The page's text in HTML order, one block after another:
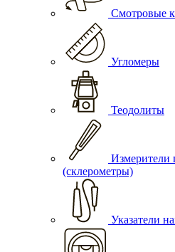
Смотровые
Угломеры
Теодолиты
Измерители
(склерометры)
Указатели